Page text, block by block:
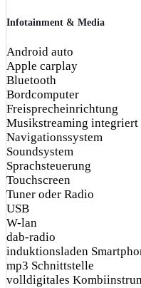
Infotainment & Media
Android auto
Apple carplay
Bluetooth
Bordcomputer
Freisprecheinrichtung
Musikstreaming integriert
Navigationssystem
Soundsystem
Sprachsteuerung
Touchscreen
Tuner oder Radio
USB
W-lan
dab-radio
induktionsladen
mp3 Schnittstelle
volldigitales